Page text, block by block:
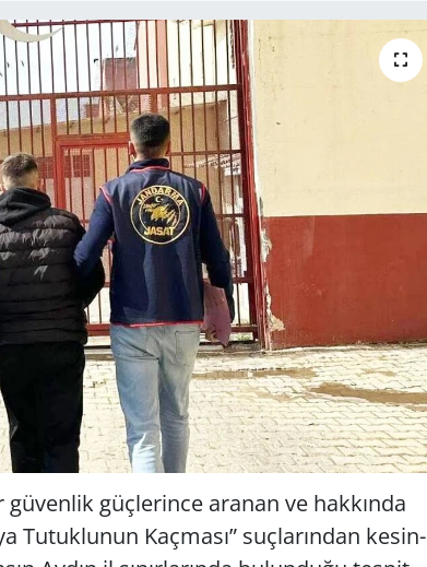
güç­le­rin­ce ara­nan ve hak­kın­da
Tu­tuk­lu­nun Kaç­ma­sı” suç­la­rın­dan ke­sin­